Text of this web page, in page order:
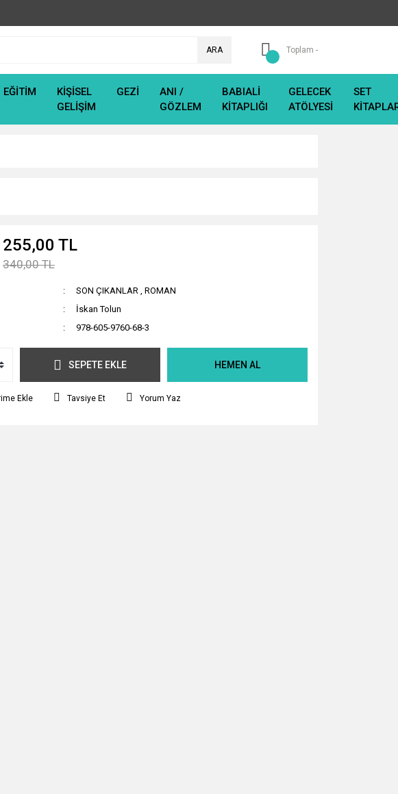
ARA Toplam -
EĞİTİM
KİŞİSEL
GELİŞİM
GEZİ
ANI /
GÖZLEM
BABIALİ
KİTAPLIĞI
GELECEK
ATÖLYESİ
SET
255,00 TL
340,00 TL
SON ÇIKANLAR , ROMAN
İskan Tolun
978-605-9760-68-3
SEPETE EKLE HEMEN AL
Tavsiye Et Yorum Yaz